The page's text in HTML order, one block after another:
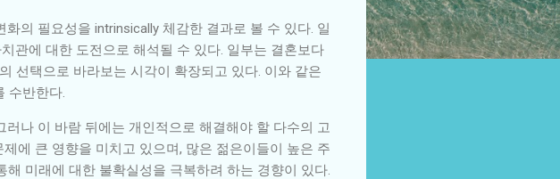
의 필요성을 intrinsically 체감한 결과로 볼 수 있다. 일
관에 대한 도전으로 해석될 수 있다. 일부는 결혼보다
선택으로 바라보는 시각이 확장되고 있다. 이와 같은
수반한다.
나 이 바람 뒤에는 개인적으로 해결해야 할 다수의 고
에 큰 영향을 미치고 있으며, 많은 젊은이들이 높은 주
미래에 대한 불확실성을 극복하려 하는 경향이 있다.